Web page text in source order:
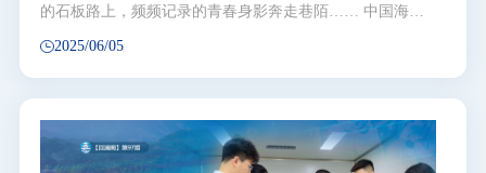
的石板路上，频频记录的青春身影奔走巷陌…… 中国海洋
育协同的“学研赛战”思专创融合路径，将教学场地延伸至广
袤乡野，这群青年学子以脚步为尺丈量山河，用专业智慧凝
聚创新力量，为乡村振兴注入澎湃动能。
2025/06/05